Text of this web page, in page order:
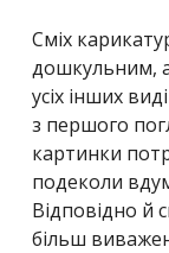
Сміх
дошкульним,
усіх інших
з першого
картинки
подеколи
Відповідно й
більш